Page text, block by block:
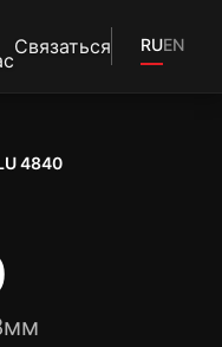
Связаться RUEN
4840